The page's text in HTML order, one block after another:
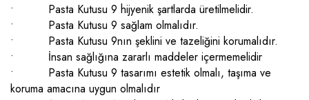
• Pasta Kutusu 9 hijyenik şartlarda üretilmelidir.
• Pasta Kutusu 9 sağlam olmalıdır.
• Pasta Kutusu 9nın şeklini ve tazeliğini korumalıdır.
• İnsan sağlığına zararlı maddeler içermemelidir
• Pasta Kutusu 9 tasarımı estetik olmalı, taşıma ve
koruma amacına uygun olmalıdır